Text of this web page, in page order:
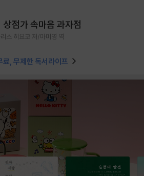
상점가 속마음 과자점
스 히요코 저/마미영 역
료, 무제한 독서라이프